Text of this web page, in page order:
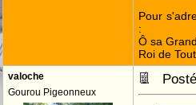
Pour
:
Ô sa
Roi de
valoche
Gourou Pigeonneux